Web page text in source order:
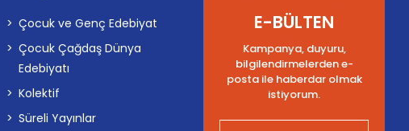
Çocuk ve Genç Edebiyat
Çocuk Çağdaş Dünya
Edebiyatı
Kolektif
Süreli Yayınlar
E-BÜLTEN
Kampanya, duyuru,
bilgilendirmelerden e-
posta ile haberdar olmak
istiyorum.